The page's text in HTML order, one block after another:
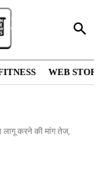
WEB
लागू करने की मांग तेज,